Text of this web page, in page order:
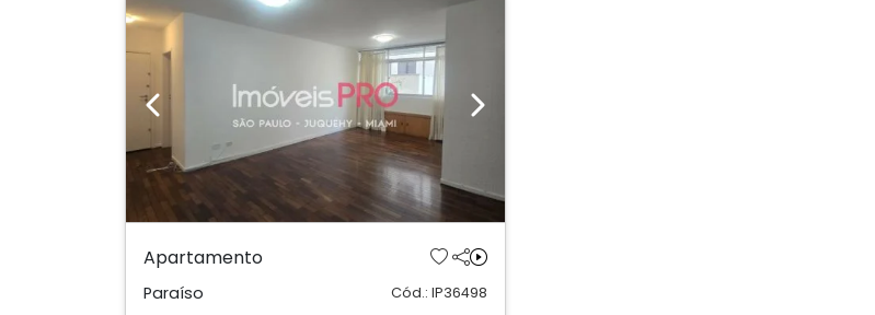
Previous Next
Apartamento
Paraíso Cód.: IP36498